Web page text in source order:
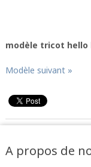
modèle tricot hello
Modèle suivant »
A propos de